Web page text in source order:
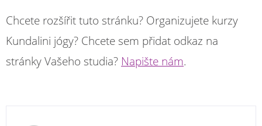
Chcete rozšířit tuto stránku? Organizujete kurzy
Kundalini jógy? Chcete sem přidat odkaz na
stránky Vašeho studia? Napište nám.